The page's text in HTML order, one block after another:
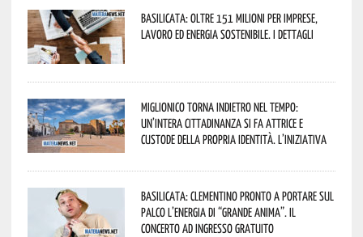
Basilicata: oltre 151 milioni per imprese,
lavoro ed energia sostenibile. I dettagli
Miglionico torna indietro nel tempo:
un’intera cittadinanza si fa attrice e
custode della propria identità. L’iniziativa
Basilicata: Clementino pronto a portare sul
palco l’energia di “Grande Anima”. Il
concerto ad ingresso gratuito